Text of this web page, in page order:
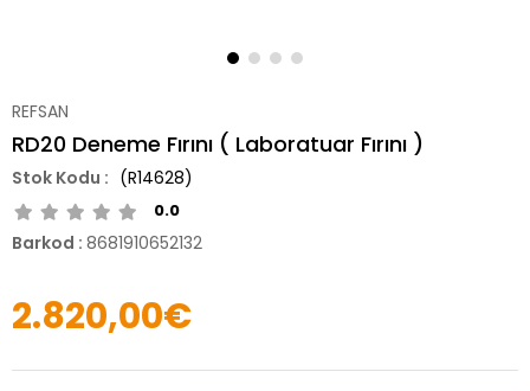
REFSAN
RD20 Deneme Fırını ( Laboratuar Fırını )
(R14628)
0.0
Barkod : 8681910652132
2.820,00€